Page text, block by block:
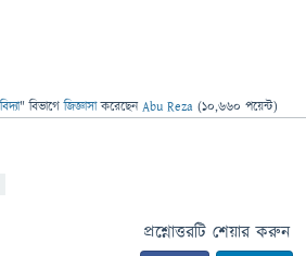
" বিভাগে জিজ্ঞাসাকরেছেনAbu Reza (10,660 পয়েন্ট)
প্রশ্নোত্তরটি শেয়ার করুন